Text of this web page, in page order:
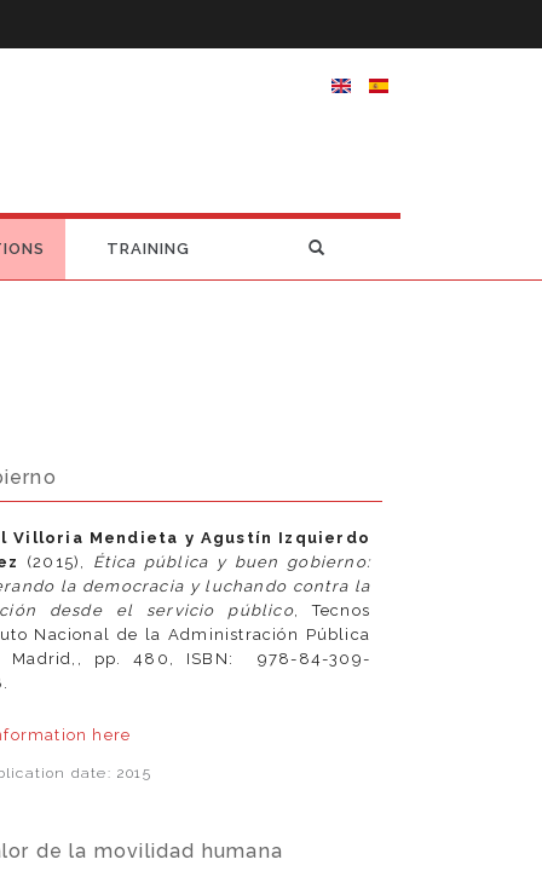
TRAINING
Villoria Mendieta y Agustín Izquierdo
(2015), Ética pública y buen gobierno:
la democracia y luchando contra la
desde el servicio público, Tecnos
Nacional de la Administración Pública
Madrid,, pp. 480, ISBN: 978-84-309-
here
date: 2015
de la movilidad humana